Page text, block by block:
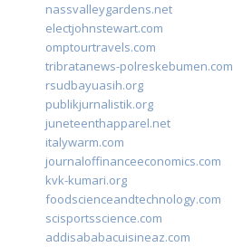
nassvalleygardens.net
electjohnstewart.com
omptourtravels.com
tribratanews-polreskebumen.com
rsudbayuasih.org
publikjurnalistik.org
juneteenthapparel.net
italywarm.com
journaloffinanceeconomics.com
kvk-kumari.org
foodscienceandtechnology.com
scisportsscience.com
addisababacuisineaz.com